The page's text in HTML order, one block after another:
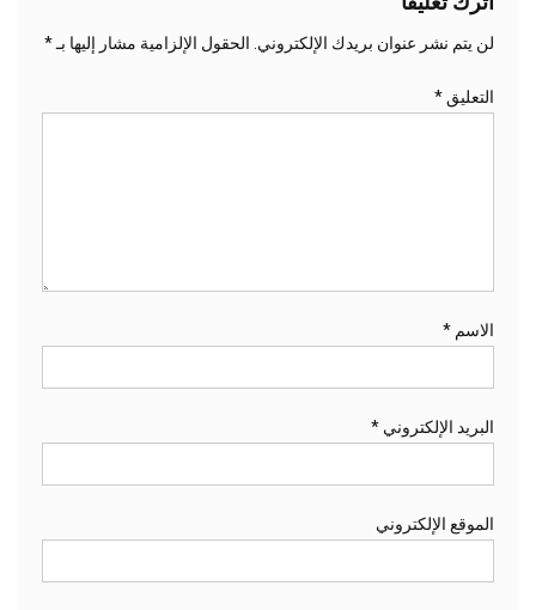
لن يتم نشر عنوان بريدك الإلكتروني. الحقول الإلزامية مشار إليها بـ*
التعليق*
الاسم *
البريد الإلكتروني *
الموقع الإلكتروني